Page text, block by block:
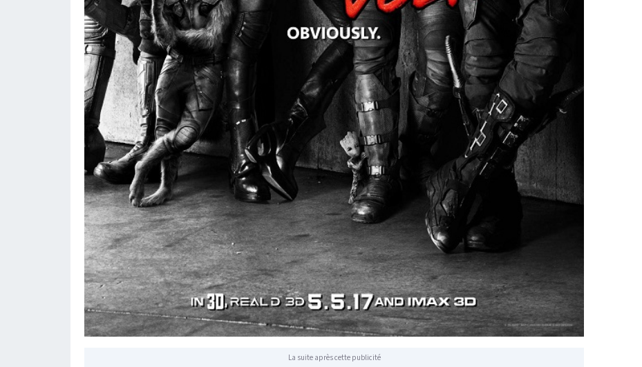
La suite après cette publicité